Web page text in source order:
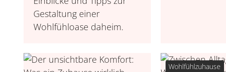
Gestaltung einer
Wohlfühloase daheim.
Wohlfühlzuhause